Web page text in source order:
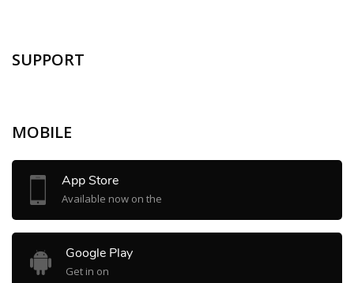
SUPPORT
MOBILE
App Store
Available now on the
Google Play
Get in on